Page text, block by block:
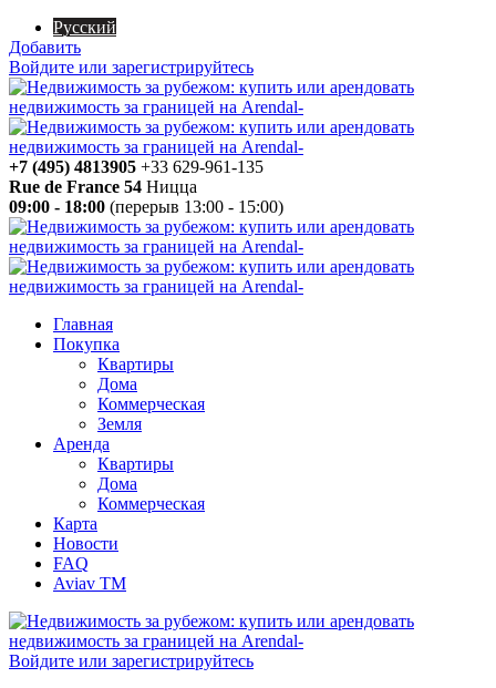
Русский
Добавить
Войдите или зарегистрируйтесь
+7 (495) 4813905 +33 629-961-135
Rue de France 54 Ницца
09:00 - 18:00 (перерыв 13:00 - 15:00)
Главная
Покупка
Квартиры
Дома
Коммерческая
Земля
Аренда
Квартиры
Дома
Коммерческая
Карта
Новости
FAQ
Aviav TM
Войдите или зарегистрируйтесь